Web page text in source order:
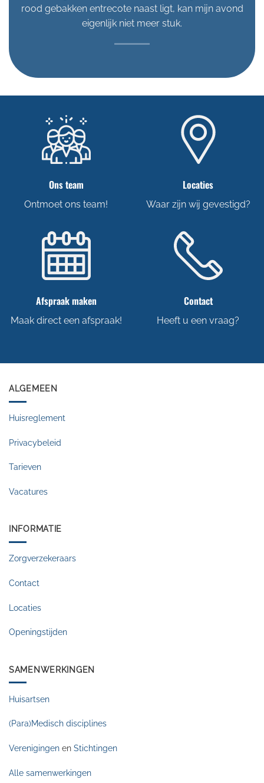
rood gebakken entrecote naast ligt, kan mijn avond
eigenlijk niet meer stuk.
Ons team
Ontmoet ons team!
Locaties
Waar zijn wij gevestigd?
Afspraak maken
Maak direct een afspraak!
Contact
Heeft u een vraag?
ALGEMEEN
Huisreglement
Privacybeleid
Tarieven
Vacatures
INFORMATIE
Zorgverzekeraars
Contact
Locaties
Openingstijden
SAMENWERKINGEN
Huisartsen
(Para)Medisch disciplines
Verenigingen en Stichtingen
Alle samenwerkingen